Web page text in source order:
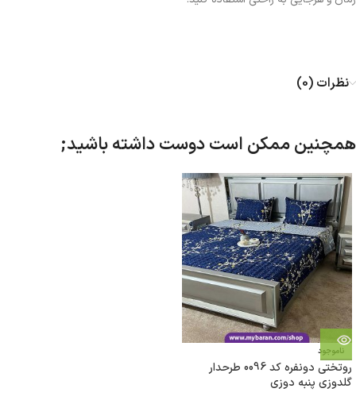
نظرات (0)
همچنین ممکن است دوست داشته باشید;
ناموجود
روتختی دونفره کد 0096 طرحدار
گلدوزی پنبه دوزی